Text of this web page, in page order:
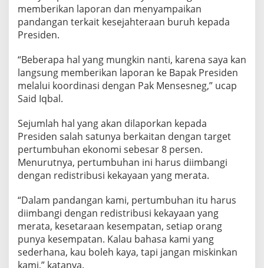
P
e
r
a
n
g
k
K
e
p
a
s
t
n
K
e
r
a
memberikan laporan dan menyampaikan
pandangan terkait kesejahteraan buruh kepada
Presiden.
“Beberapa hal yang mungkin nanti, karena saya kan
langsung memberikan laporan ke Bapak Presiden
melalui koordinasi dengan Pak Mensesneg,” ucap
Said Iqbal.
Sejumlah hal yang akan dilaporkan kepada
Presiden salah satunya berkaitan dengan target
pertumbuhan ekonomi sebesar 8 persen.
Menurutnya, pertumbuhan ini harus diimbangi
dengan redistribusi kekayaan yang merata.
“Dalam pandangan kami, pertumbuhan itu harus
diimbangi dengan redistribusi kekayaan yang
merata, kesetaraan kesempatan, setiap orang
punya kesempatan. Kalau bahasa kami yang
sederhana, kau boleh kaya, tapi jangan miskinkan
kami,” katanya.